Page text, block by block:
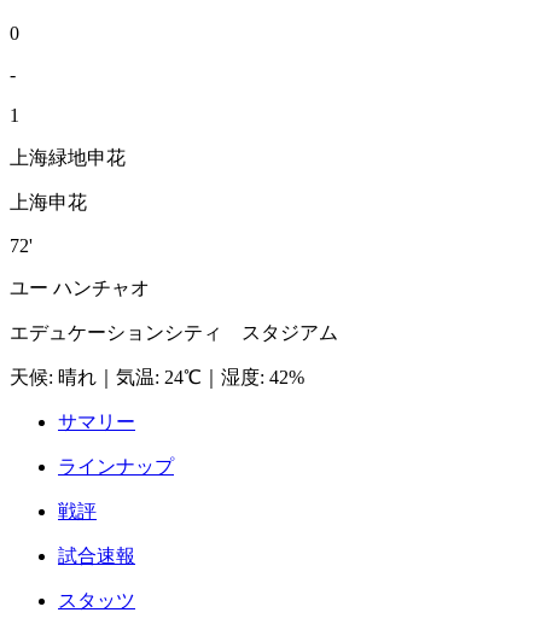
0
-
1
上海緑地申花
上海申花
72'
ユー ハンチャオ
エデュケーションシティ スタジアム
天候: 晴れ 気温: 24℃ 湿度: 42%
サマリー
ラインナップ
戦評
試合速報
スタッツ